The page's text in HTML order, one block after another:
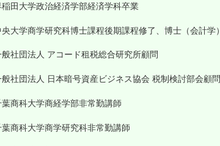
稲田大学政治経済学部経済学科卒業
央大学商学研究科博士課程後期課程修了、博士（会計学）
般社団法人 アコード租税総合研究所顧問
般社団法人 日本暗号資産ビジネス協会 税制検討部会顧問
葉商科大学商経学部非常勤講師
葉商科大学商学研究科非常勤講師